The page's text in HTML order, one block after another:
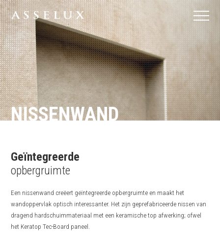
NISSENWAND
Geïntegreerde
opbergruimte
Een nissenwand creëert geïntegreerde opbergruimte en maakt het
wandoppervlak optisch interessanter. Het zijn geprefabriceerde nissen van
dragend hardschuimmateriaal met een keramische top afwerking; ofwel
het Keratop Tec-Board paneel.